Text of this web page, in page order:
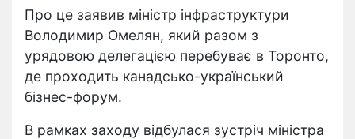
Про це заявив міністр інфраструктури
Володимир Омелян, який разом з
урядовою делегацією перебуває в Торонто,
де проходить канадсько-український
бізнес-форум.
В рамках заходу відбулася зустріч міністра